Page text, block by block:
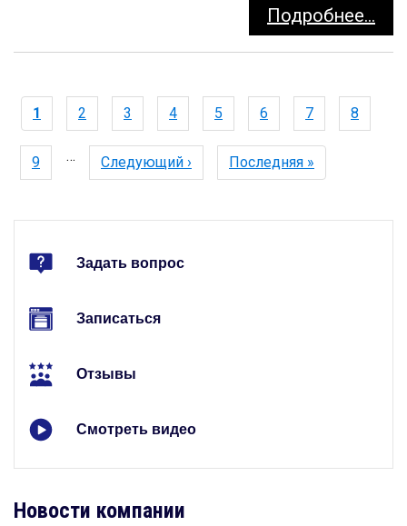
Подробнее...
Нумерация
страниц
Текущая
страница
1 Page
2 Page
3 Page
4 Page
5 Page
6 Page
7 Page
8
Page
9 …
Следующая
страница
Следующий ›
Последняя
страница
Последняя »
Задать вопрос
Записаться
Отзывы
Смотреть видео
Новости компании